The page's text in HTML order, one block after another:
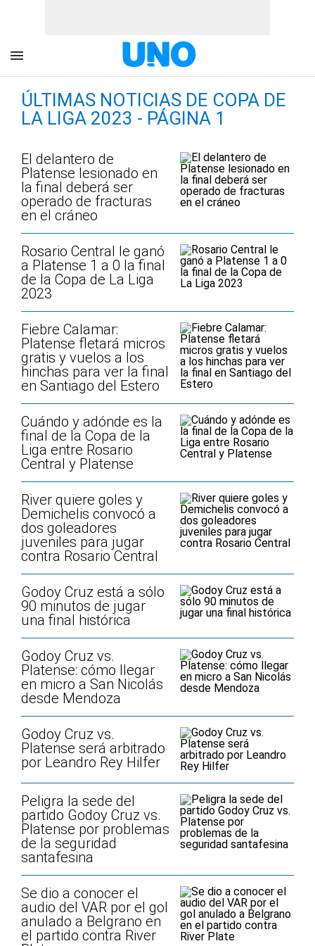
ÚLTIMAS NOTICIAS DE COPA DE
LA LIGA 2023 - PÁGINA 1
El delantero de
Platense lesionado en
la final deberá ser
operado de fracturas
en el cráneo
Rosario Central le ganó
a Platense 1 a 0 la final
de la Copa de La Liga
2023
Fiebre Calamar:
Platense fletará micros
gratis y vuelos a los
hinchas para ver la final
en Santiago del Estero
Cuándo y adónde es la
final de la Copa de la
Liga entre Rosario
Central y Platense
River quiere goles y
Demichelis convocó a
dos goleadores
juveniles para jugar
contra Rosario Central
Godoy Cruz está a sólo
90 minutos de jugar
una final histórica
Godoy Cruz vs.
Platense: cómo llegar
en micro a San Nicolás
desde Mendoza
Godoy Cruz vs.
Platense será arbitrado
por Leandro Rey Hilfer
Peligra la sede del
partido Godoy Cruz vs.
Platense por problemas
de la seguridad
santafesina
Se dio a conocer el
audio del VAR por el gol
anulado a Belgrano en
el partido contra River